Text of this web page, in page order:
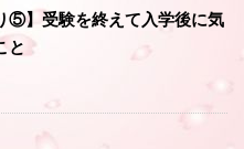
⑤】受験を終えて入学後に気
と